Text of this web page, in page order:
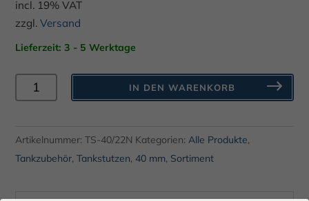
incl. 19% VAT
zzgl.Versand
Lieferzeit: 3 - 5 Werktage
Einfüllstutzen
Tankstutzen
40/22
Niro
IN DEN WARENKORB
Artikelnummer:TS-40/22N Kategorien:Alle Produkte,
Tankzubehör,Tankstutzen, 40 mm, Sortiment